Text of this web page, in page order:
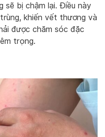
sẽ bị chậm lại. Điều này
khiến vết thương và
được chăm sóc đặc
trọng.